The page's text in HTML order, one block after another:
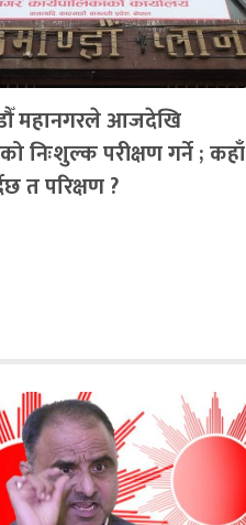
महानगरले आजदेखि
निःशुल्क परीक्षण गर्ने ; कहाँ
त परिक्षण ?